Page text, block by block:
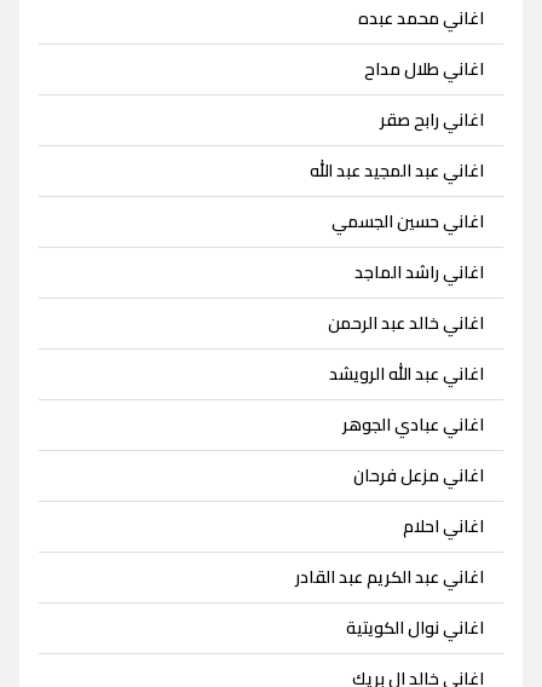
اغاني محمد عبده
اغاني طلال مداح
اغاني رابح صقر
اغاني عبد المجيد عبد الله
اغاني حسين الجسمي
اغاني راشد الماجد
اغاني خالد عبد الرحمن
اغاني عبد الله الرويشد
اغاني عبادي الجوهر
اغاني مزعل فرحان
اغاني احلام
اغاني عبد الكريم عبد القادر
اغاني نوال الكويتية
اغاني خالد ال بريك